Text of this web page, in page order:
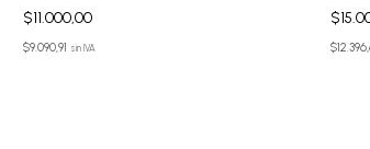
$11.000,00
$9.090,91 sin IVA
$
$